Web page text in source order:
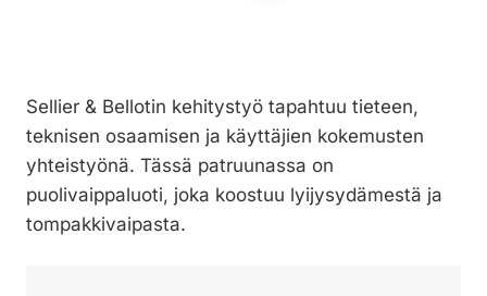
Sellier & Bellotin kehitystyö tapahtuu tieteen,
teknisen osaamisen ja käyttäjien kokemusten
yhteistyönä. Tässä patruunassa on
puolivaippaluoti, joka koostuu lyijysydämestä ja
tompakkivaipasta.